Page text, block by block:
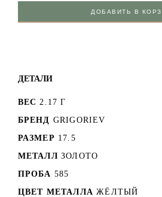
ДОБАВИТЬ В
ДЕТАЛИ
ВЕС 2.17 Г
БРЕНД GRIGORIEV
РАЗМЕР 17.5
МЕТАЛЛ ЗОЛОТО
ПРОБА 585
ЦВЕТ МЕТАЛЛА ЖЁЛТЫЙ